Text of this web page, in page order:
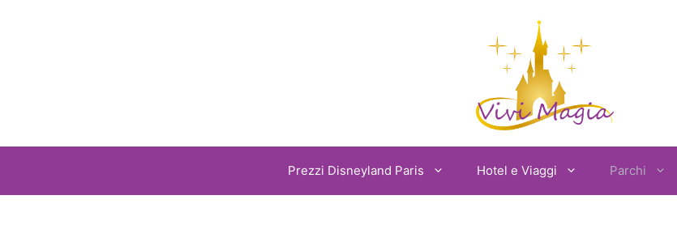
Prezzi Disneyland Paris Hotel e Viaggi Parchi